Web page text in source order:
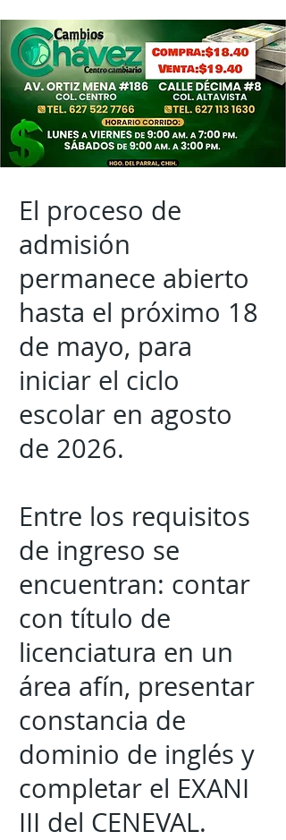
El proceso de
admisión
permanece abierto
hasta el próximo 18
de mayo, para
iniciar el ciclo
escolar en agosto
de 2026.
Entre los requisitos
de ingreso se
encuentran: contar
con título de
licenciatura en un
área afín, presentar
constancia de
dominio de inglés y
completar el EXANI
III del CENEVAL.